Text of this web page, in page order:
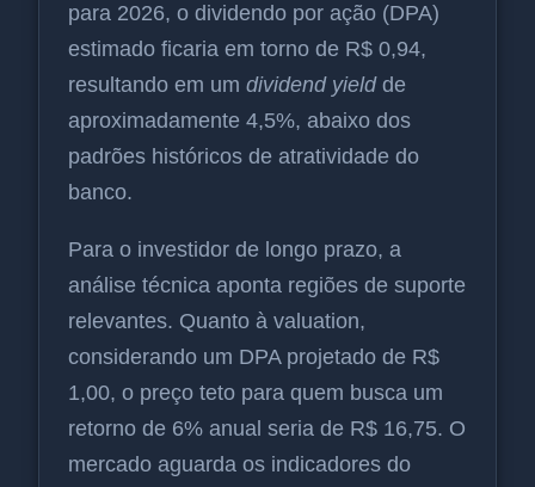
para 2026, o dividendo por ação (DPA)
estimado ficaria em torno de R$ 0,94,
resultando em um dividend yieldde
aproximadamente 4,5%, abaixo dos
padrões históricos de atratividade do
banco.
Para o investidor de longo prazo, a
análise técnica aponta regiões de suporte
relevantes. Quanto à valuation,
considerando um DPA projetado de R$
1,00, o preço teto para quem busca um
retorno de 6% anual seria de R$ 16,75. O
mercado aguarda os indicadores do